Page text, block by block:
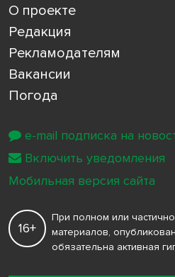
О проекте
Редакция
Рекламодателям
Вакансии
Погода
16+
При полном или
материалов,
обязательна активная
e-mail подписка на
Включить уведомления
Мобильная версия сайта